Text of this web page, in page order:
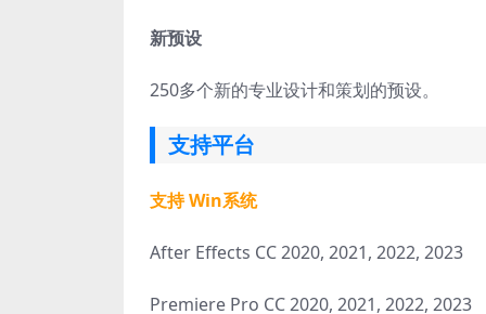
新预设
250多个新的专业设计和策划的预设。
支持平台
支持 Win系统
After Effects CC 2020, 2021, 2022, 2023
Premiere Pro CC 2020, 2021, 2022, 2023